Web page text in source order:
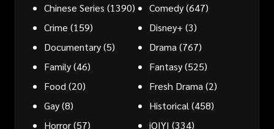
Chinese Series (1390) Comedy(647)
Crime (159) Disney+ (3)
Documentary(5) Drama (767)
Family(46) Fantasy(525)
Food (20) Fresh Drama (2)
Gay(8) Historical (458)
Horror(57) iQIYI (334)